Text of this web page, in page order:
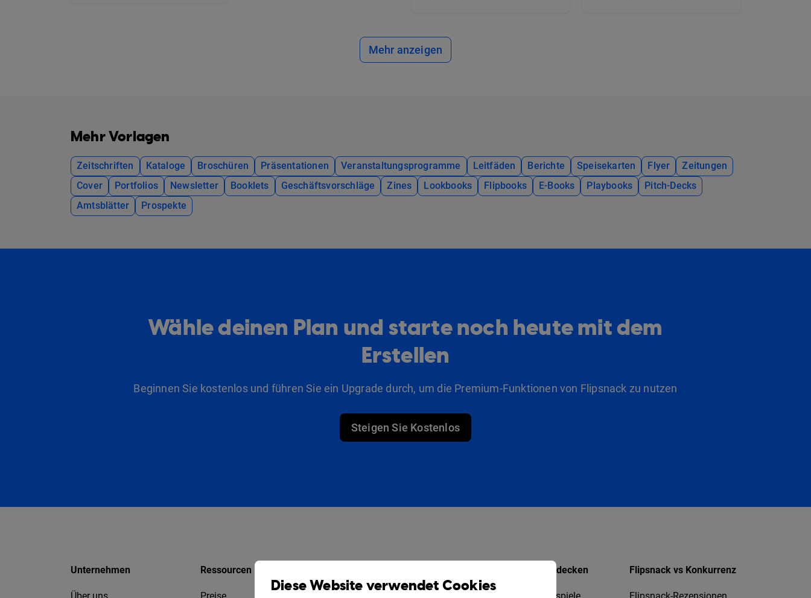
Mehr anzeigen
Mehr Vorlagen
Zeitschriften Kataloge Broschüren Präsentationen Veranstaltungsprogramme Leitfäden Berichte Speisekarten Flyer
Zeitungen
Cover
Portfolios Newsletter Booklets Geschäftsvorschläge Zines Lookbooks Flipbooks E-Books Playbooks
Pitch-Decks
Amtsblätter
Prospekte
Wähle deinen Plan und starte noch heute mit dem
Erstellen
Beginnen Sie kostenlos und führen Sie ein Upgrade durch, um die Premium-Funktionen von Flipsnack zu nutzen
Steigen Sie Kostenlos
Unternehmen Ressourcen Entdecken Flipsnack vs Konkurrenz
Diese Website verwendet Cookies